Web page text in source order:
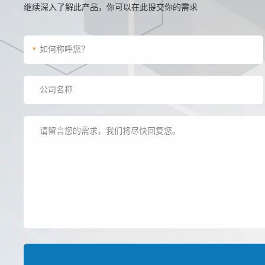
继续深入了解此产品，你可以在此提交你的需求
*